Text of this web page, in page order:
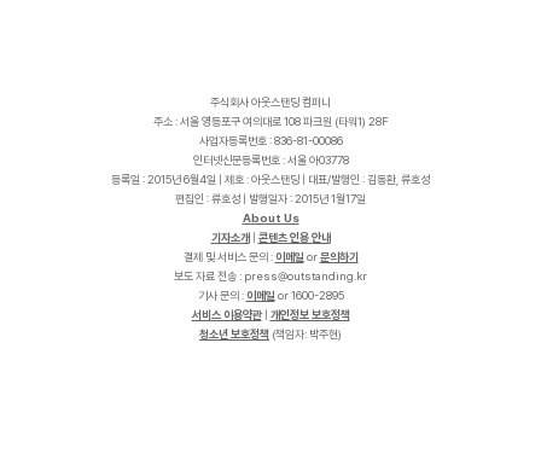
주식회사 아웃스탠딩 컴퍼니
주소 : 서울 영등포구 여의대로 108 파크원 (타워1) 28F
사업자등록번호 : 836-81-00086
인터넷신문등록번호 : 서울 아03778
등록일 : 2015년 6월4일 | 제호 : 아웃스탠딩 | 대표/발행인 : 김동환, 류호성
편집인 : 류호성 | 발행일자 : 2015년 1월17일
About Us
기자소개
콘텐츠 인용 안내
결제 및 서비스 문의 : 이메일 or문의하기
보도 자료 전송 :
r
k
.
g
n
i
d
n
a
t
s
t
u
o
@
s
s
e
r
p
기사 문의 : 이메일 or 1600-2895
서비스 이용약관| 개인정보 보호정책
청소년 보호정책 (책임자: 박주현)